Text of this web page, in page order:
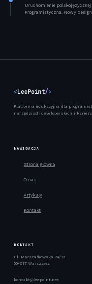
Uruchomienie
Programistyczna. Nowy
<LeePoint/>
Platforma edukacyjna dla
narzędziach developerskich i
NAWIGACJA
Strona główna
O nas
Artykuły
Kontakt
KONTAKT
ul. Marszałkowska 74/12
00-517 Warszawa
kontakt@leepoint.net